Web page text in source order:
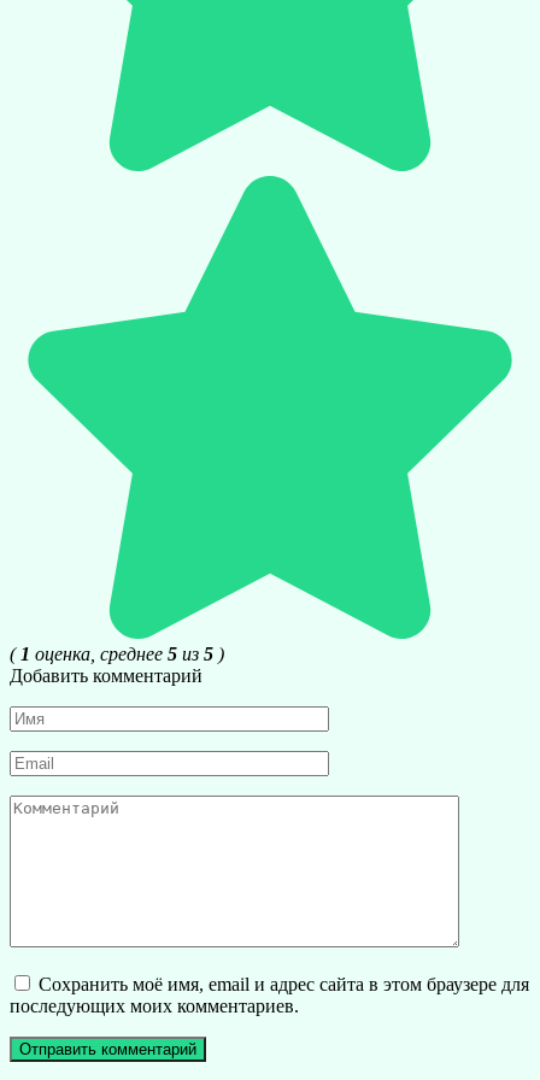
( 1 оценка, среднее 5 из 5 )
Добавить комментарий
Имя
*
Email
*
Комментарий
Сохранить моё имя, email и адрес сайта в этом браузере для
последующих моих комментариев.